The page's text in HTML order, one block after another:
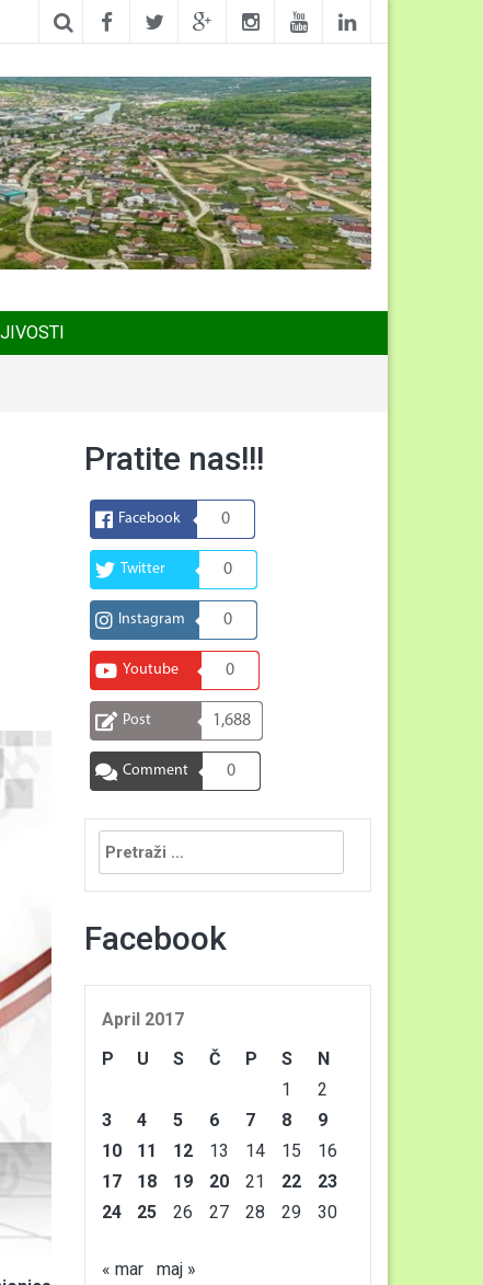
Pratite nas!!!
Facebook 0
Twitter 0
Instagram 0
Youtube 0
Post 1,688
Comment 0
Pretraga:
Facebook
April 2017
P
U S Č P S
N
1
2
3
4 5 6 7 8
9
10
11 12 13 14 15
16
17
18 19 20 21 22
23
24
25 26 27 28 29 30
« mar maj »